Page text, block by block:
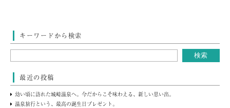
キーワードから検索
最近の投稿
幼い頃に訪れた城崎温泉へ。今だからこそ味わえる、新しい思い出。
温泉旅行という、最高の誕生日プレゼント。